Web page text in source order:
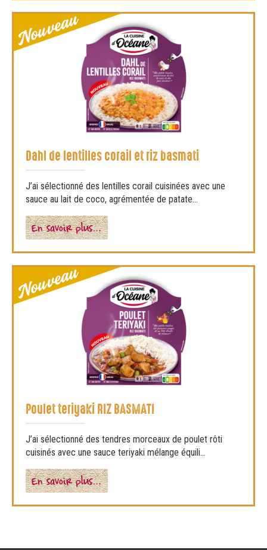
Dahl de lentilles corail et riz basmati
J’ai sélectionné des lentilles corail cuisinées avec une
sauce au lait de coco, agrémentée de patate...
En savoir plus…
Poulet teriyaki RIZ BASMATI
J’ai sélectionné des tendres morceaux de poulet rôti
cuisinés avec une sauce teriyaki mélange équili...
En savoir plus…